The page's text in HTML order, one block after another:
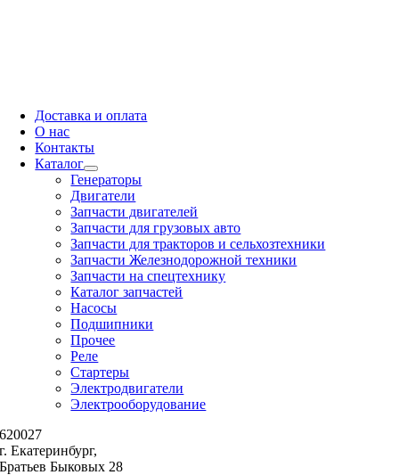
Доставка и оплата
О нас
Контакты
Каталог
Генераторы
Двигатели
Запчасти двигателей
Запчасти для грузовых авто
Запчасти для тракторов и сельхозтехники
Запчасти Железнодорожной техники
Запчасти на спецтехнику
Каталог запчастей
Насосы
Подшипники
Прочее
Реле
Стартеры
Электродвигатели
Электрооборудование
620027
г. Екатеринбург,
Братьев Быковых 28